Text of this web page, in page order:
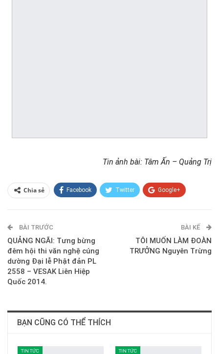
Tin ảnh bài: Tâm Ấn – Quảng Trị
Chia sẻ Facebook Twitter Google+
E-mail
BÀI TRƯỚC
QUẢNG NGÃI: Tưng bừng
đêm hội thi văn nghệ cúng
dường Đại lễ Phật đản PL
2558 – VESAK Liên Hiệp
Quốc 2014.
BÀI KẾ
TÔI MUỐN LÀM ĐOÀN
TRƯỞNG Nguyên Trừng
BẠN CŨNG CÓ THỂ THÍCH
TIN TỨC TIN TỨC